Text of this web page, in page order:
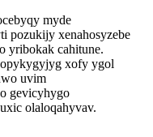
myde
pozukijy xenahosyzebe
yribokak cahitune.
opykygyjyg xofy ygol
uvim
gevicyhygo
olaloqahyvav.